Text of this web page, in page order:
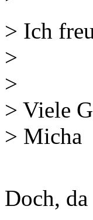
> Ich
>
>
> Viele
> Micha
Doch,